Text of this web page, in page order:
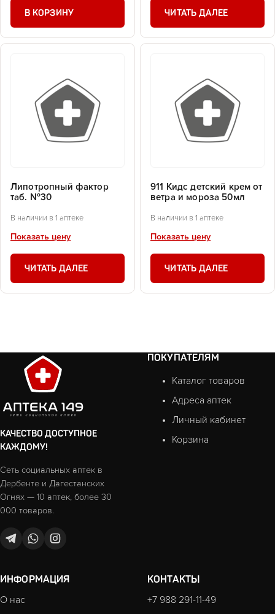
В КОРЗИНУ ЧИТАТЬ ДАЛЕЕ
Липотропный фактор
таб. №30
В наличии в 1 аптеке
Показать цену
ЧИТАТЬ ДАЛЕЕ
911 Кидс детский крем от
ветра и мороза 50мл
В наличии в 1 аптеке
Показать цену
ЧИТАТЬ ДАЛЕЕ
КАЧЕСТВО ДОСТУПНОЕ
КАЖДОМУ!
Сеть социальных аптек в
Дербенте и Дагестанских
Огнях — 10 аптек, более 30
000 товаров.
ПОКУПАТЕЛЯМ
Каталог товаров
Адреса аптек
Личный кабинет
Корзина
ИНФОРМАЦИЯ
О нас
КОНТАКТЫ
+7 988 291-11-49